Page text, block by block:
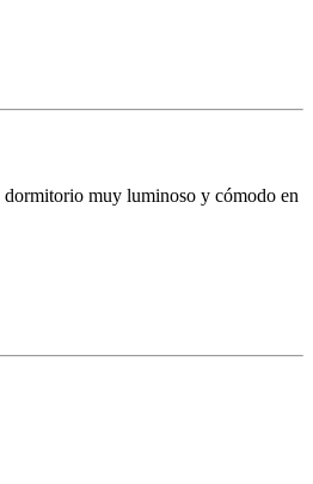
dormitorio muy luminoso y cómodo en